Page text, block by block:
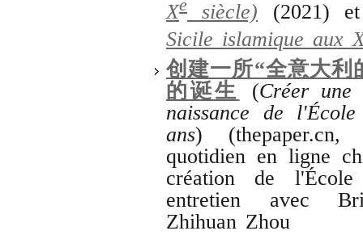
Xe siècle) (2021)
Sicile islamique aux
创建一所“全意大利
的诞生
(Créer
naissance de
ans)
quotidien en ligne
création de
entretien avec
Zhihuan Zhou